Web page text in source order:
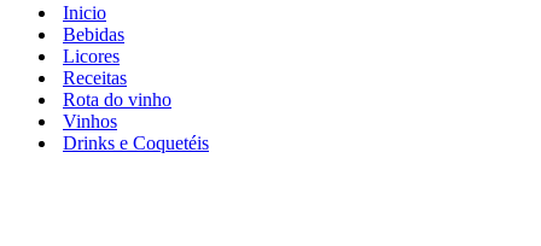
navegação
Inicio
Bebidas
Licores
Receitas
Rota do vinho
Vinhos
Drinks e Coquetéis